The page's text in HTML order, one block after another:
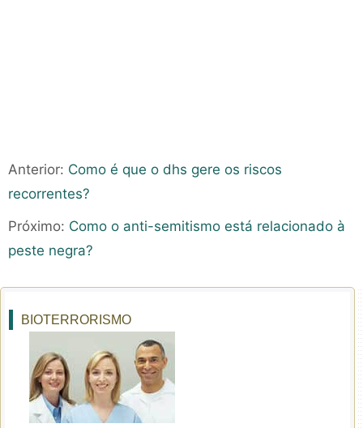
Anterior: Como é que o dhs gere os riscos
recorrentes?
Próximo: Como o anti-semitismo está relacionado à
peste negra?
BIOTERRORISMO